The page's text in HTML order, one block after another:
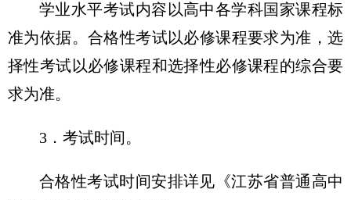
学业水平考试内容以高中各学科国家课程标
准为依据。合格性考试以必修课程要求为准，选
择性考试以必修课程和选择性必修课程的综合要
求为准。
3．考试时间。
合格性考试时间安排详见《江苏省普通高中